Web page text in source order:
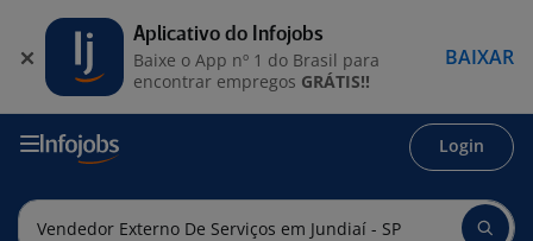
Login
Aplicativo do Infojobs
Baixe o App nº 1 do Brasil para
encontrar empregos GRÁTIS!!
BAIXAR